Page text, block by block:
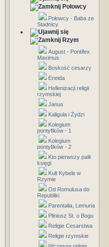
Połowcy
Połowcy - Baba ze
Stadnicy
Rzym
August - Pontifex
Maximus
Boskość cesarzy
Eneida
Hellenizacji religii
rzymskiej
Janus
Kaligula i Żydzi
Kolegium
pontyfików - 1
Kolegium
pontyfików - 2
Kto pierwszy palił
księgi
Kult Kybele w
Rzymie
Od Romulusa do
Republiki
Parentalia, Lemuria
Pliniusz St. o Bogu
Religie Cesarstwa
Religie rzymskie